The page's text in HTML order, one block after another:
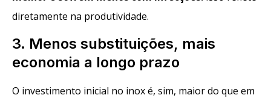
diretamente na produtividade.
3. Menos substituições, mais
economia a longo prazo
O investimento inicial no inox é, sim, maior do que em